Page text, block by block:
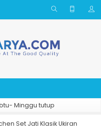
Minggu tutup
Set Jati Klasik Ukiran